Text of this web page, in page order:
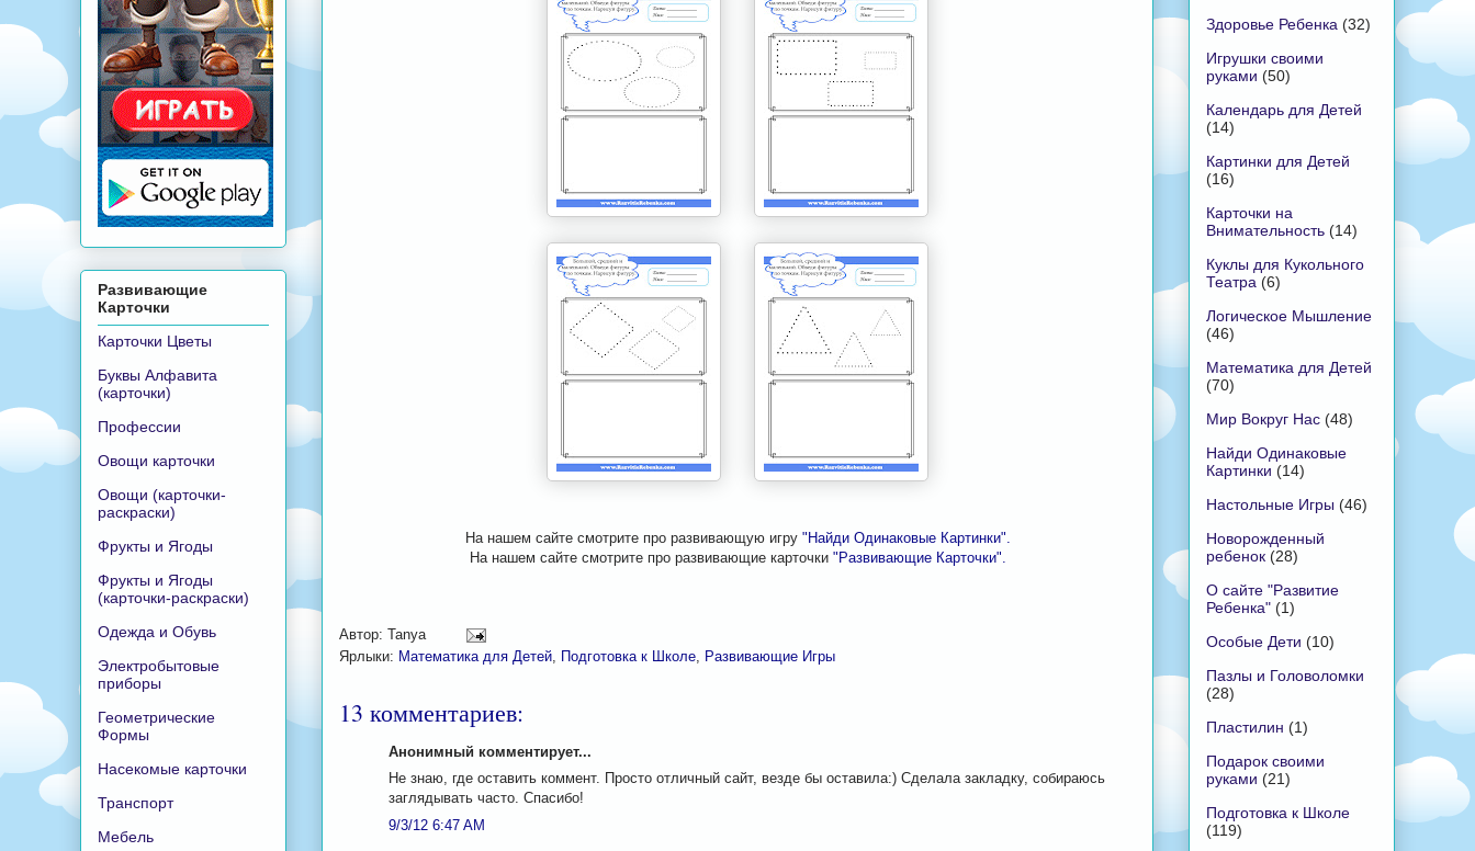
На нашем сайте смотрите про развивающую игру "Найди Одинаковые Картинки".
На нашем сайте смотрите про развивающие карточки "Развивающие Карточки".
Автор: Tanya
Ярлыки: Математика для Детей Подготовка к Школе Развивающие Игры
13 комментариев:
Анонимный комментирует...
Не знаю, где оставить коммент. Просто отличный сайт, везде бы оставила:) Сделала закладку, собираюсь
заглядывать часто. Спасибо!
9/3/12 6:47 AM
Развивающие
Карточки
Карточки Цветы
Буквы Алфавита
(карточки)
Профессии
Овощи карточки
Овощи (карточки-
раскраски)
Фрукты и Ягоды
Фрукты и Ягоды
(карточки-раскраски)
Одежда и Обувь
Электробытовые
приборы
Геометрические
Формы
Насекомые карточки
Транспорт
Мебель
Здоровье Ребенка (32)
Игрушки своими
руками (50)
Календарь для Детей
(14)
Картинки для Детей
(16)
Карточки на
Внимательность (14)
Куклы для Кукольного
Театра (6)
Логическое Мышление
(46)
Математика для Детей
(70)
Мир Вокруг Нас (48)
Найди Одинаковые
Картинки (14)
Настольные Игры (46)
Новорожденный
ребенок (28)
О сайте "Развитие
Ребенка" (1)
Особые Дети (10)
Пазлы и Головоломки
(28)
Пластилин (1)
Подарок своими
руками (21)
Подготовка к Школе
(119)